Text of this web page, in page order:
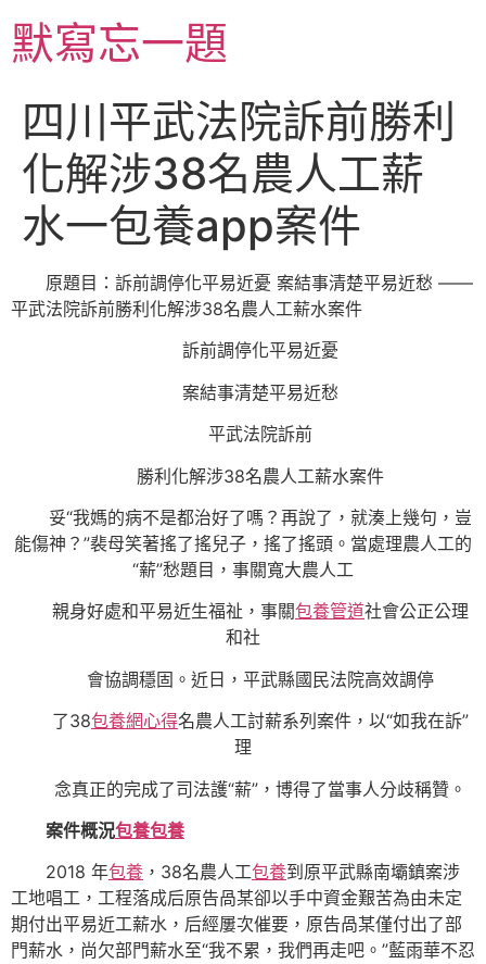
至
主默寫忘一題
四川平武法院訴前勝利
化解涉38名農人工薪
水一包養app案件
原題目：訴前調停化平易近憂 案結事清楚平易近愁 ——
平武法院訴前勝利化解涉38名農人工薪水案件
訴前調停化平易近憂
案結事清楚平易近愁
平武法院訴前
勝利化解涉38名農人工薪水案件
妥“我媽的病不是都治好了嗎？再說了，就湊上幾句，豈
能傷神？”裴母笑著搖了搖兒子，搖了搖頭。當處理農人工的
“薪”愁題目，事關寬大農人工
親身好處和平易近生福祉，事關包養管道社會公正公理
和社
會協調穩固。近日，平武縣國民法院高效調停
了38包養網心得名農人工討薪系列案件，以“如我在訴”
理
念真正的完成了司法護“薪”，博得了當事人分歧稱贊。
案件概況包養包養
2018 年包養 ，38名農人工包養到原平武縣南壩鎮案涉
工地唱工，工程落成后原告咼某卻以手中資金艱苦為由未定
期付出平易近工薪水，后經屢次催要，原告咼某僅付出了部
門薪水，尚欠部門薪水至“我不累，我們再走吧。”藍雨華不忍